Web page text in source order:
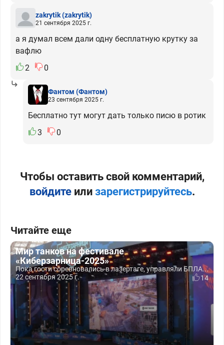
zakrytik(zakrytik)
21 сентября 2025 г.
а я думал всем дали одну бесплатную крутку за
вафлю
2
0
Фантом (Фантом)
23 сентября 2025 г.
Бесплатно тут могут дать только писю в ротик
3
0
Чтобы оставить свой комментарий,
войдитеили зарегистрируйтесь.
Читайте еще
Мир танков на фестивале
«Киберзарница-2025»
Пока гости соревновались в лазертаге, управляли БПЛА...
22 сентября 2025 г.
14